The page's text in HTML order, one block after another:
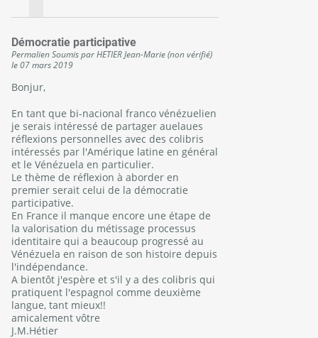
Démocratie participative
PermalienSoumis parHETIER Jean-Marie (non vérifié)
le07 mars 2019
Bonjur,
En tant que bi-nacional franco vénézuelien
je serais intéressé de partager auelaues
réflexions personnelles avec des colibris
intéressés par l'Amérique latine en général
et le Vénézuela en particulier.
Le thème de réflexion à aborder en
premier serait celui de la démocratie
participative.
En France il manque encore une étape de
la valorisation du métissage processus
identitaire qui a beaucoup progressé au
Vénézuela en raison de son histoire depuis
l'indépendance.
A bientôt j'espère et s'il y a des colibris qui
pratiquent l'espagnol comme deuxième
langue, tant mieux!!
amicalement vôtre
J.M.Hétier